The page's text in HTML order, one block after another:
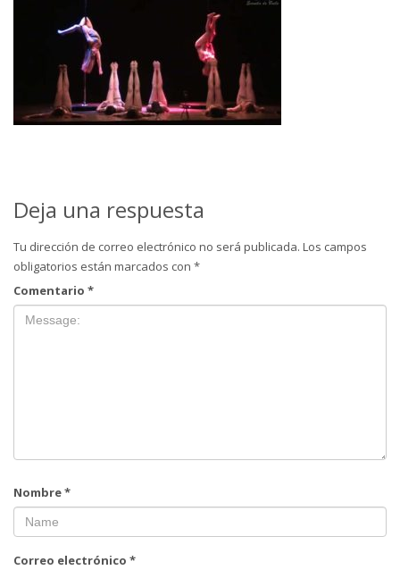
Deja una respuesta
Tu dirección de correo electrónico no será publicada. Los campos
obligatorios están marcados con *
Comentario *
Nombre*
Correo electrónico *